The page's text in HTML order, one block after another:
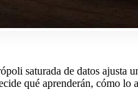
saturada de datos ajusta
qué aprenderán, cómo